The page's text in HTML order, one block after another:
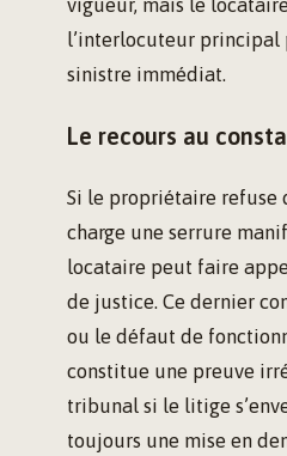
vigueur, mais le
l’interlocuteur principal
sinistre immédiat.
Le recours au
Si le propriétaire refuse
charge une serrure
locataire peut faire
de justice. Ce dernier
ou le défaut de
constitue une preuve
tribunal si le litige
toujours une mise en